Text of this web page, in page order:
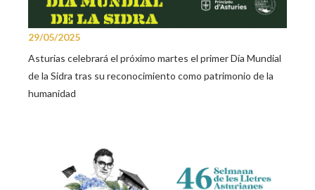
29/05/2025
Asturias celebrará el próximo martes el primer Día Mundial
de la Sidra tras su reconocimiento como patrimonio de la
humanidad